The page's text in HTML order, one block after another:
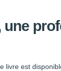
une
livre est